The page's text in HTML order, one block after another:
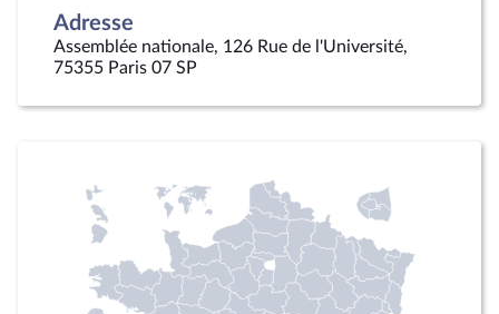
Adresse
Assemblée nationale, 126 Rue de l'Université,
75355 Paris 07 SP